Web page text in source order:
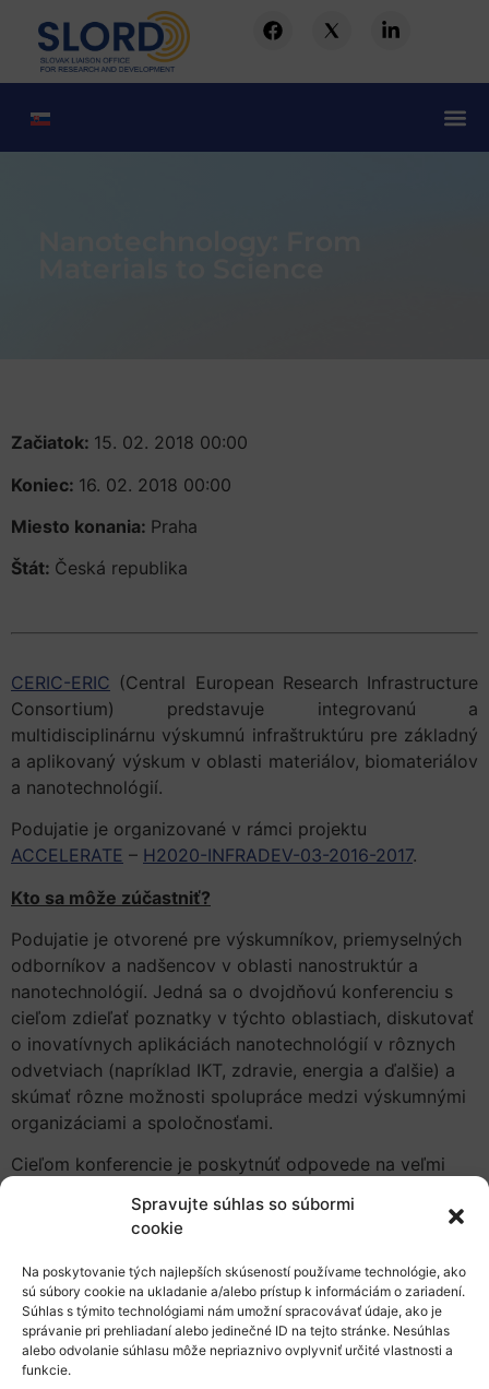
Spravujte súhlas so súbormi
cookie
Na poskytovanie tých najlepších skúseností používame technológie, ako
sú súbory cookie na ukladanie a/alebo prístup k informáciám o zariadení.
Súhlas s týmito technológiami nám umožní spracovávať údaje, ako je
správanie pri prehliadaní alebo jedinečné ID na tejto stránke. Nesúhlas
alebo odvolanie súhlasu môže nepriaznivo ovplyvniť určité vlastnosti a
funkcie.
Začiatok: 15. 02. 2018 00:00
Koniec: 16. 02. 2018 00:00
Miesto konania: Praha
Štát: Česká republika
CERIC-ERIC (Central European Research Infrastructure
Consortium) predstavuje integrovanú a
multidisciplinárnu výskumnú infraštruktúru pre základný
a aplikovaný výskum v oblasti materiálov, biomateriálov
a nanotechnológií.
Podujatie je organizované v rámci projektu
ACCELERATE – H2020-INFRADEV-03-2016-2017.
Kto sa môže zúčastniť?
Podujatie je otvorené pre výskumníkov, priemyselných
odborníkov a nadšencov v oblasti nanostruktúr a
nanotechnológií. Jedná sa o dvojdňovú konferenciu s
cieľom zdieľať poznatky v týchto oblastiach, diskutovať
o inovatívnych aplikáciách nanotechnológií v rôznych
odvetviach (napríklad IKT, zdravie, energia a ďalšie) a
skúmať rôzne možnosti spolupráce medzi výskumnými
organizáciami a spoločnosťami.
Cieľom konferencie je poskytnúť odpovede na veľmi
vývoja v oblasti nanotechnológií a predstaví ponuku
týchto otázok.
Tusa zaregistrujte na podujatie.
Ďalšie podrobnosti súvisiace s témami, ktoré sa budú
diskutovať, a organizáciami, ktoré uľahčia stretnutia,